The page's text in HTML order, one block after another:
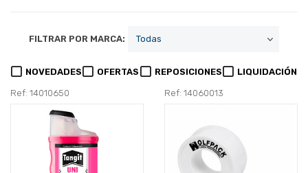
FILTRAR POR MARCA:
NOVEDADES OFERTAS REPOSICIONES LIQUIDACIÓN
Ref: 14010650 Ref: 14060013